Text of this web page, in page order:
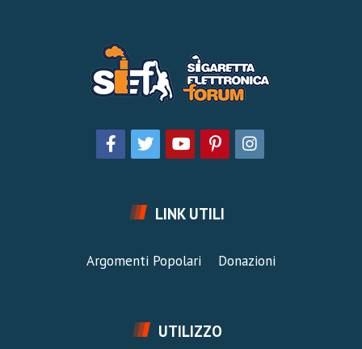
LINK UTILI
Argomenti Popolari Donazioni
UTILIZZO